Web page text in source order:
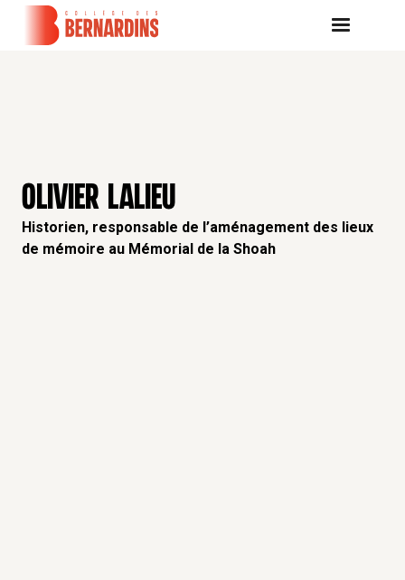
OLIVIER LALIEU
Historien, responsable de l’aménagement des lieux
de mémoire au Mémorial de la Shoah